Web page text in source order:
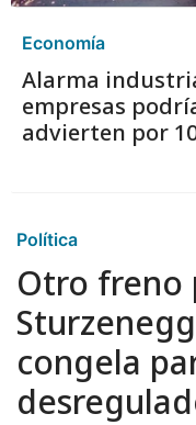
Economía
Alarma
empresas
advierten por
Política
Otro freno
congela